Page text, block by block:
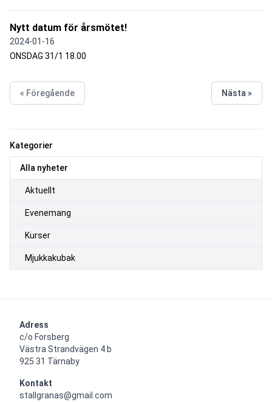
Kategorier
Alla nyheter
Aktuellt
Evenemang
Kurser
Mjukkakubak
Nytt datum för årsmötet!
2024-01-16
ONSDAG 31/1 18.00
« Föregående Nästa »
Adress
c/o Forsberg
Västra Strandvägen 4 b
925 31 Tärnaby
Kontakt
stallgranas@gmail.com